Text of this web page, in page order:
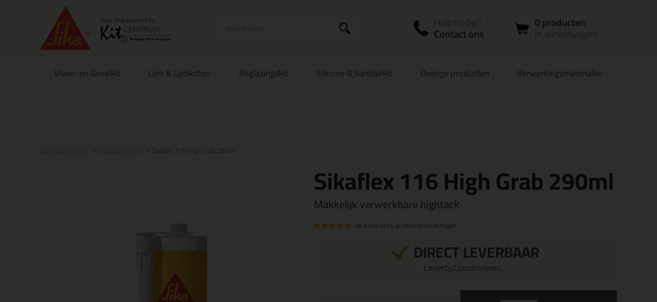
in winkelwagen
account
Hulp nodig?
Contact ons
0 producten
in winkelwagen
Vloer- en Gevelkit Lijm & Lijmkitten Beglazingskit Silicone & Sanitairkit Overige producten Verwerkingsmaterialen
Sikaflex 116 High Grab 290ml
Sikaflex 116 High Grab 290ml
Makkelijk verwerkbare hightack
op basis van 6 productbeoordelingen
DIRECT LEVERBAAR
Levertijd controleren...